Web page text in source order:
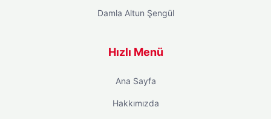
Damla Altun Şengül
Hızlı Menü
Ana Sayfa
Hakkımızda